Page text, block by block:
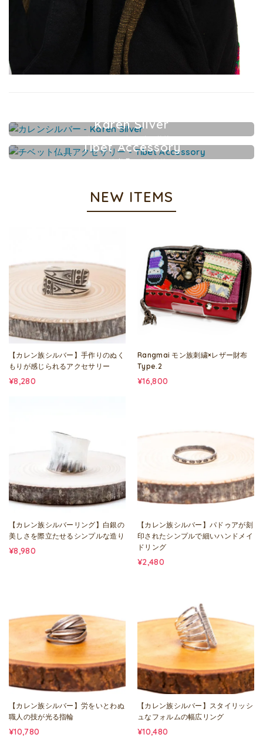
Karen Silver
カレンシルバーアクセサリー
Tibet Accessory
チベット仏具アクセサリー
NEW ITEMS
【カレン族シルバー】手作りのぬく
もりが感じられるアクセサリー
¥8,280
Rangmai モン族刺繍×レザー財布
Type.2
¥16,800
【カレン族シルバーリング】白銀の
美しさを際立たせるシンプルな造り
¥8,980
【カレン族シルバー】パドゥアが刻
印されたシンプルで細いハンドメイ
ドリング
¥2,480
【カレン族シルバー】労をいとわぬ
職人の技が光る指輪
¥10,780
【カレン族シルバー】スタイリッシ
ュなフォルムの幅広リング
¥10,480